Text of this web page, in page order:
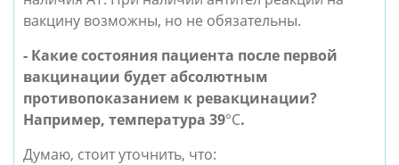
вакцину возможны, но не обязательны.
- Какие состояния пациента после первой
вакцинации будет абсолютным
противопоказанием к ревакцинации?
Например, температура 39°С.
Думаю, стоит уточнить, что: